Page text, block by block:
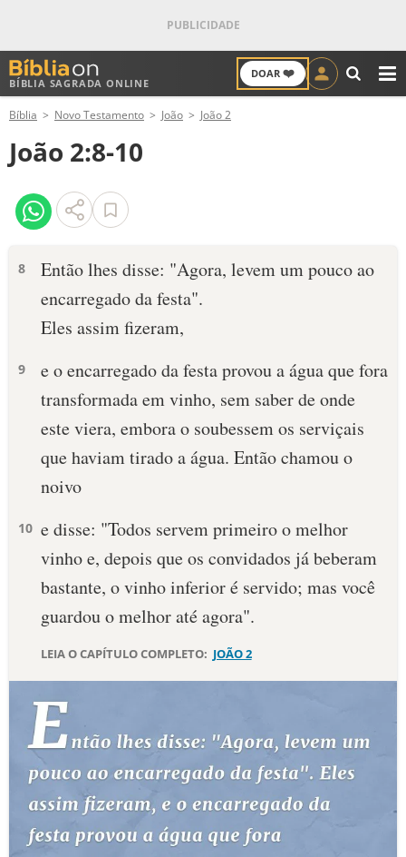
BÍBLIA SAGRADA ONLINE
DOAR ❤️
ANTIGO TESTAMENTO
NOVO TESTAMENTO
VERSÍCULOS
PALAVRA DO DIA
DEVOCIONAL DIÁRIO
10 MANDAMENTOS
ESTUDOS BÍBLICOS
ESBOÇOS DE PREGAÇÃO
TEMAS
PERGUNTE À BÍBLIA IA
QUEM SOMOS
LOJA BÍBLIAON
Bíblia Novo Testamento João João 2
João 2:8-10
8
Então lhes disse: "Agora, levem um pouco ao
encarregado da festa".
Eles assim fizeram,
9
e o encarregado da festa provou a água que fora
transformada em vinho, sem saber de onde
este viera, embora o soubessem os serviçais
que haviam tirado a água. Então chamou o
noivo
10 e disse: "Todos servem primeiro o melhor
vinho e, depois que os convidados já beberam
bastante, o vinho inferior é servido; mas você
guardou o melhor até agora".
LEIA O CAPÍTULO COMPLETO: JOÃO 2